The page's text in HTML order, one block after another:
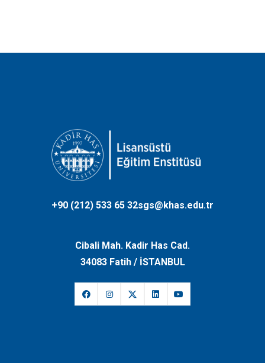
+90 (212) 533 65 32sgs@khas.edu.tr
Cibali Mah. Kadir Has Cad.
34083 Fatih / İSTANBUL